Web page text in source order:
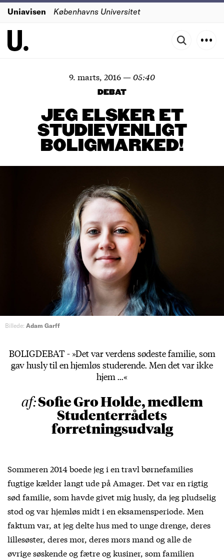
Uniavisen Københavns Universitet
9. marts, 2016—05:40
DEBAT
JEG ELSKER ET
STUDIEVENLIGT
BOLIGMARKED!
Billede: Adam Garff
BOLIGDEBAT - »Det var verdens sødeste familie, som
gav husly til en hjemløs studerende. Men det var ikke
hjem ...«
af:Sofie Gro Holde, medlem
Studenterrådets
forretningsudvalg
Sommeren 2014 boede jeg i en travl børnefamilies
fugtige kælder langt ude på Amager. Det var en rigtig
sød familie, som havde givet mig husly, da jeg pludselig
stod og var hjemløs midt i en eksamensperiode. Men
faktum var, at jeg delte hus med to unge drenge, deres
lillesøster, deres mor, deres mors mand og alle de
øvrige søskende og fætre og kusiner, som familien